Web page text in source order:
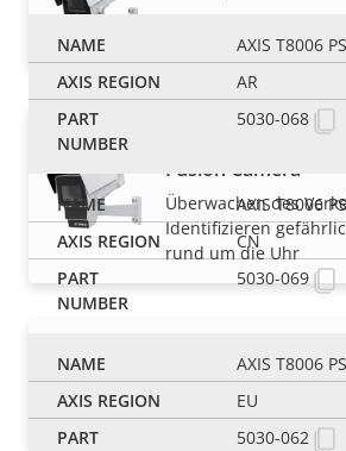
AXIS Q1686-DLE
Fusion Camera
Überwachen des
Identifizieren
rund um die Uhr
AXIS Q1715 Block
Hohe Leistung mit
Optionen
AXIS T8006
AR
5030-068
AXIS T8006
CN
5030-069
AXIS T8006
EU
5030-062